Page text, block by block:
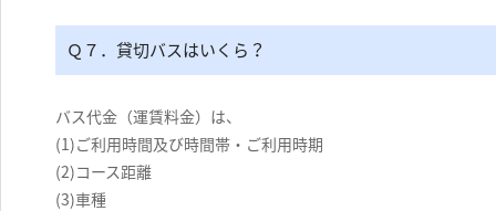
Ｑ７．貸切バスはいくら？
バス代金（運賃料金）は、
(1)ご利用時間及び時間帯・ご利用時期
(2)コース距離
(3)車種